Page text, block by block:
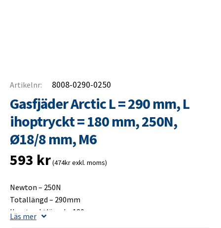
Artikelnr: 8008-0290-0250
Gasfjäder Arctic L = 290 mm, L
ihoptryckt = 180 mm, 250N,
Ø18/8 mm, M6
593 kr(474kr exkl. moms)
Newton – 250N
Totallängd – 290mm
Ihoptrycktlängd – 180mm
Läs mer